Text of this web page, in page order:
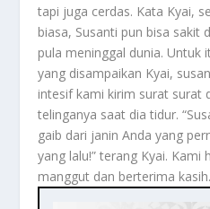
tapi juga cerdas. Kata Kyai,
biasa, Susanti pun bisa sakit
pula meninggal dunia. Untuk
yang disampaikan Kyai,
intesif kami kirim surat surat
telinganya saat dia tidur.
gaib dari janin Anda yang
yang lalu!” terang Kyai. Kami
manggut dan berterima